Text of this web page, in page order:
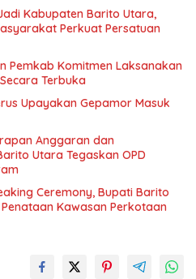
Kabupaten Barito Utara,
Perkuat Persatuan
Pemkab Komitmen Laksanakan
Terbuka
Upayakan Gepamor Masuk
Anggaran dan
Utara Tegaskan OPD
Ceremony, Bupati Barito
Kawasan Perkotaan